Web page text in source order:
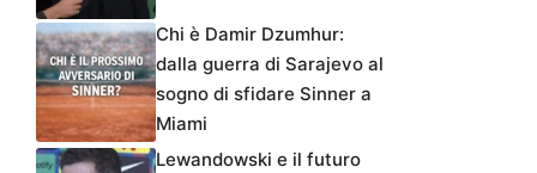
Chi è Damir Dzumhur:
dalla guerra di Sarajevo al
sogno di sfidare Sinner a
Miami
Lewandowski e il futuro